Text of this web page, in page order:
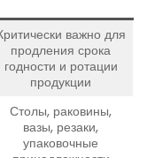
важно для
продления срока
годности и ротации
продукции
Столы, раковины,
вазы, резаки,
упаковочные